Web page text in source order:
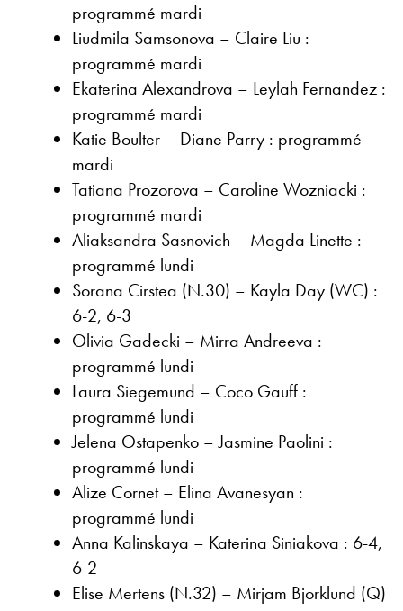
programmé mardi
Liudmila Samsonova – Claire Liu :
programmé mardi
Ekaterina Alexandrova – Leylah Fernandez :
programmé mardi
Katie Boulter – Diane Parry : programmé
mardi
Tatiana Prozorova – Caroline Wozniacki :
programmé mardi
Aliaksandra Sasnovich – Magda Linette :
programmé lundi
Sorana Cirstea (N.30) – Kayla Day (WC) :
6-2, 6-3
Olivia Gadecki – Mirra Andreeva :
programmé lundi
Laura Siegemund – Coco Gauff :
programmé lundi
Jelena Ostapenko – Jasmine Paolini :
programmé lundi
Alize Cornet – Elina Avanesyan :
programmé lundi
Anna Kalinskaya – Katerina Siniakova : 6-4,
6-2
Elise Mertens (N.32) – Mirjam Bjorklund (Q)